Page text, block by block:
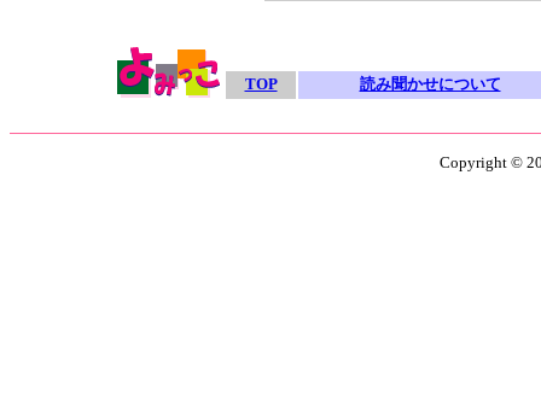
TOP 読み聞かせについて
Copyright ©